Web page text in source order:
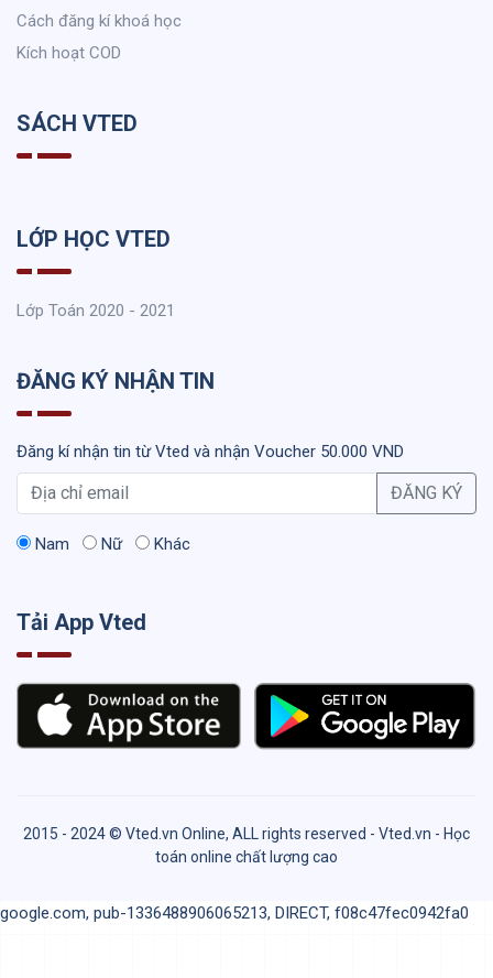
Cách đăng kí khoá học
Kích hoạt COD
SÁCH VTED
LỚP HỌC VTED
Lớp Toán 2020 - 2021
ĐĂNG KÝ NHẬN TIN
Đăng kí nhận tin từ Vted và nhận Voucher 50.000 VND
ĐĂNG KÝ
Nam Nữ Khác
Tải App Vted
2015 - 2024 © Vted.vn Online, ALL rights reserved - Vted.vn - Học
toán online chất lượng cao
google.com, pub-1336488906065213, DIRECT, f08c47fec0942fa0